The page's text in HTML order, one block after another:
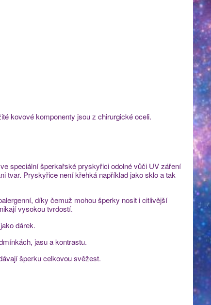
kovové komponenty jsou z chirurgické oceli.
speciální šperkařské pryskyřici odolné vůči UV záření
tvar. Pryskyřice není křehká například jako sklo a tak
díky čemuž mohou šperky nosit i citlivější
vysokou tvrdostí.
dárek.
jasu a kontrastu.
šperku celkovou svěžest.